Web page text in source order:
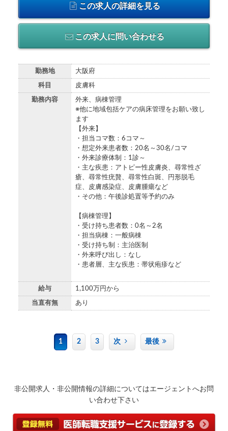
この求人の詳細を見る
この求人に問い合わせる
勤務地 大阪府
科目 皮膚科
勤務内容
外来、病棟管理
※他に地域包括ケアの病床管理をお願い致し
ます
【外来】
・担当コマ数：6コマ～
・想定外来患者数：20名～30名/コマ
・外来診療体制：1診～
・主な疾患：アトピー性皮膚炎、尋常性ざ
瘡、尋常性疣贅、尋常性白斑、円形脱毛
症、皮膚感染症、皮膚腫瘍など
・その他：午後診処置等予約のみ
【病棟管理】
・受け持ち患者数：0名～2名
・担当病棟：一般病棟
・受け持ち制：主治医制
・外来呼び出し：なし
・患者層、主な疾患：帯状疱疹など
給与 1,100万円から
当直有無 あり
1 2 3 次 最後
非公開求人・非公開情報の詳細についてはエージェントへお問
い合わせ下さい